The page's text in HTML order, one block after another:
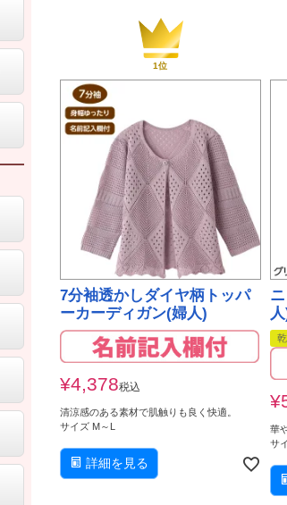
7分袖透かしダイヤ柄トッパ
ーカーディガン(婦人)
¥4,378税込
清涼感のある素材で肌触りも良く快適。
サイズ M～L
詳細を見る
¥
華
サ